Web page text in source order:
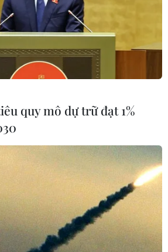
mới của thẻ tín dụng cho
trước trả tiền sau, miễn lãi 45-
là trọn dòng đời của thẻ nếu
Interest Rate.
quy mô dự trữ đạt 1%